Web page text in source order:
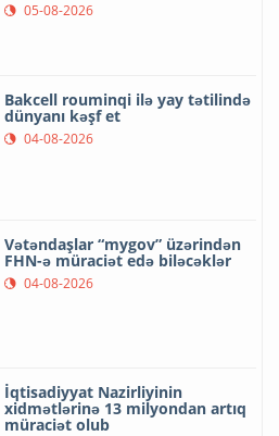
05-08-2026
Bakcell rouminqi ilə yay tətilində
dünyanı kəşf et
04-08-2026
Vətəndaşlar “mygov” üzərindən
FHN-ə müraciət edə biləcəklər
04-08-2026
İqtisadiyyat Nazirliyinin
xidmətlərinə 13 milyondan artıq
müraciət olub